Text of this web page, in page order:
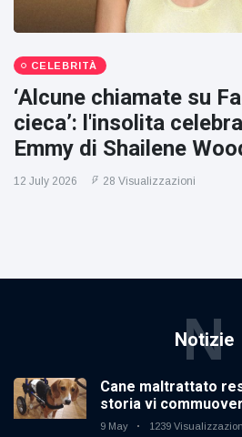
CELEBRITÀ
‘Alcune chiamate su
cieca’: l'insolita
Emmy di Shailene
12 July 2026 28 Visualizzazioni
Notizie
N
Cane maltrattato
storia vi
9 May 1239